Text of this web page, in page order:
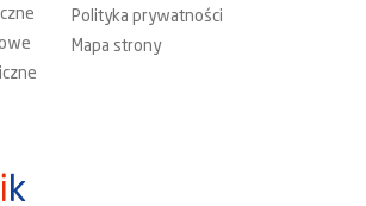
Polityka prywatności
Mapa strony